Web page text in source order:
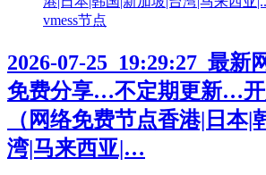
vmess节点
2026-07-25_19:29:27_最新
免费分享…不定期更新…开
（网络免费节点香港|日本|
湾|马来西亚|…